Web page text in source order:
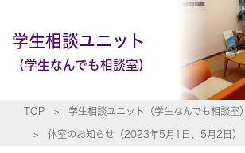
学生相談ユニット
（学生なんでも相談室）
TOP 学生相談ユニット（学生なんでも相談室）
休室のお知らせ（2023年5月1日、5月2日）